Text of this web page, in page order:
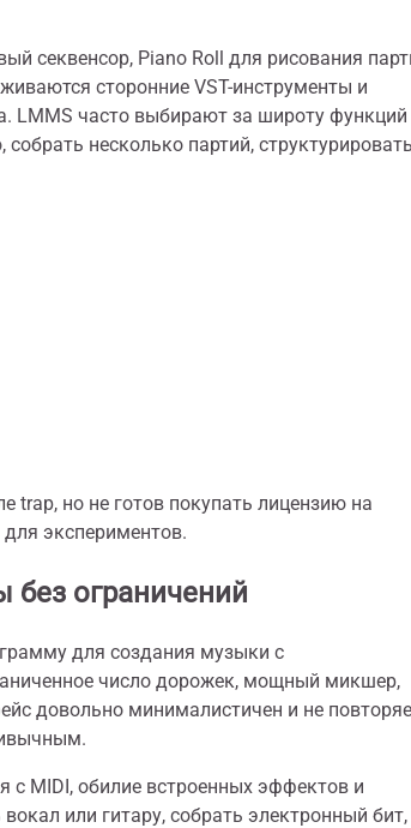
секвенсор, Piano Roll для рисования
сторонние VST-инструменты и
LMMS часто выбирают за широту функций
несколько партий,
trap, но не готов покупать лицензию на
экспериментов.
без ограничений
для создания музыки с
число дорожек, мощный микшер,
довольно минималистичен и не
с MIDI, обилие встроенных эффектов и
или гитару, собрать электронный бит,